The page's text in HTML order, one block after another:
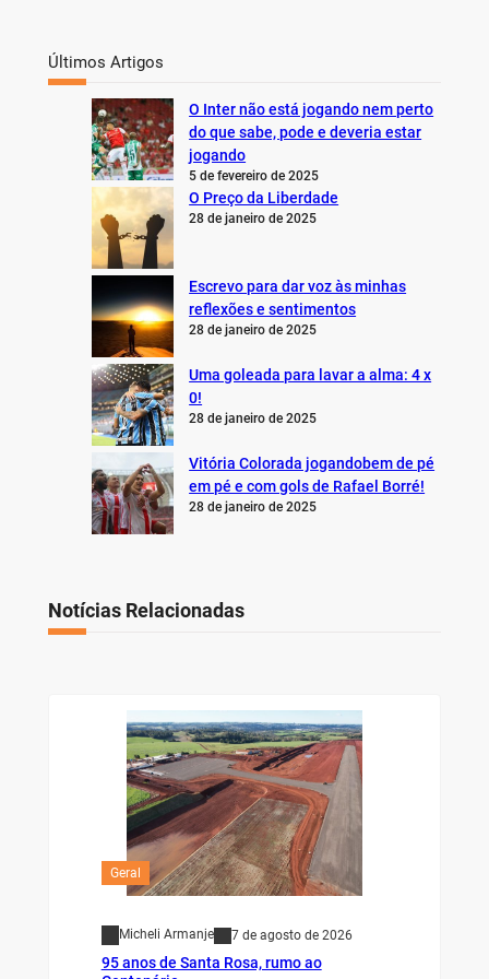
Últimos Artigos
O Inter não está jogando nem perto
do que sabe, pode e deveria estar
jogando
5 de fevereiro de 2025
O Preço da Liberdade
28 de janeiro de 2025
Escrevo para dar voz às minhas
reflexões e sentimentos
28 de janeiro de 2025
Uma goleada para lavar a alma: 4 x
0!
28 de janeiro de 2025
Vitória Colorada jogandobem de pé
em pé e com gols de Rafael Borré!
28 de janeiro de 2025
Notícias Relacionadas
Geral
Micheli Armanje 7 de agosto de 2026
95 anos de Santa Rosa, rumo ao